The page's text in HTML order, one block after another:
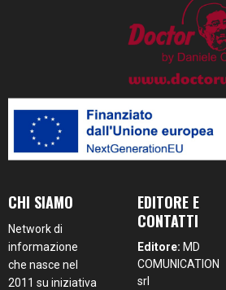
CHI SIAMO
Network di
informazione
che nasce nel
2011 su iniziativa
EDITORE E
CONTATTI
Editore: MD
COMUNICATION
srl